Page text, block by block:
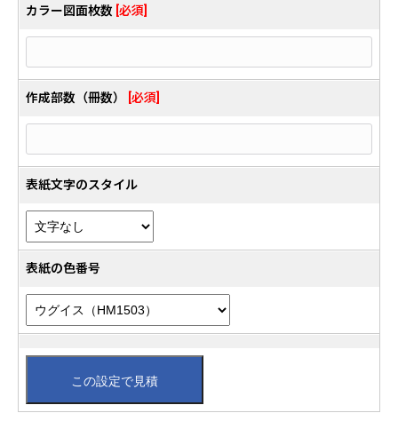
カラー図面枚数 [必須]
作成部数（冊数） [必須]
表紙文字のスタイル
表紙の色番号
この設定で見積